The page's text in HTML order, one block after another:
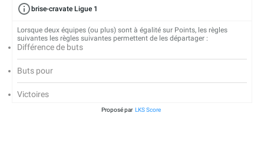
brise-cravate Ligue 1
Lorsque deux équipes (ou plus) sont à égalité sur Points, les règles
suivantes les règles suivantes permettent de les départager :
Différence de buts
Buts pour
Victoires
Proposé par LKS Score